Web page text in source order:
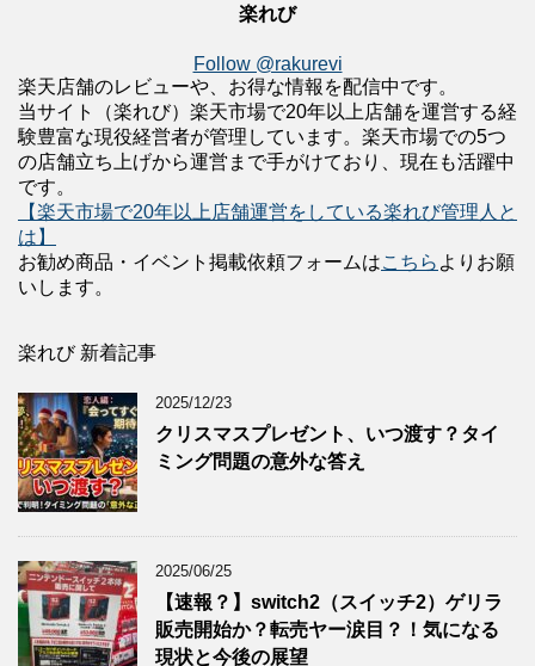
楽れび
Follow @rakurevi
楽天店舗のレビューや、お得な情報を配信中です。
当サイト（楽れび）楽天市場で20年以上店舗を運営する経
験豊富な現役経営者が管理しています。楽天市場での5つ
の店舗立ち上げから運営まで手がけており、現在も活躍中
です。
【楽天市場で20年以上店舗運営をしている楽れび管理人と
は】
お勧め商品・イベント掲載依頼フォームはこちら よりお願
いします。
楽れび 新着記事
2025/12/23
クリスマスプレゼント、いつ渡す？タイ
ミング問題の意外な答え
2025/06/25
【速報？】switch2（スイッチ2）ゲリラ
販売開始か？転売ヤー涙目？！気になる
現状と今後の展望